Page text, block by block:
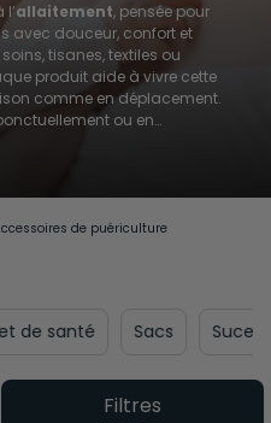
allaitement, pensée pour
avec douceur, confort et
tisanes, textiles ou
produit aide à vivre cette
comme en déplacement.
ou en
les gestes du quotidien tout en
bébé. Chez Slood, nous
de puériculture
de santé Sacs
Filtres